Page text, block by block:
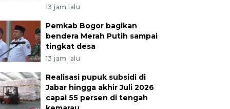
13 jam lalu
Pemkab Bogor bagikan
bendera Merah Putih sampai
tingkat desa
13 jam lalu
Realisasi pupuk subsidi di
Jabar hingga akhir Juli 2026
capai 55 persen di tengah